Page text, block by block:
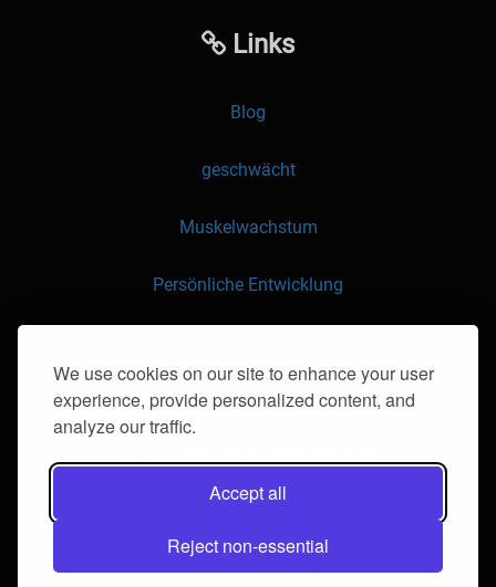
We use cookies on our site to enhance your user
experience, provide personalized content, and
analyze our traffic.
Accept all
Reject non-essential
Links
Blog
geschwächt
Muskelwachstum
Persönliche Entwicklung
Kontaktieren Sie uns
© 2016-2026 klorii.ro. Alle rechte vorbehalten.